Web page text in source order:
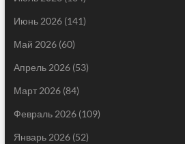
Июнь 2026(141)
Май 2026(60)
Апрель 2026(53)
Март 2026(84)
Февраль 2026(109)
Январь 2026(52)